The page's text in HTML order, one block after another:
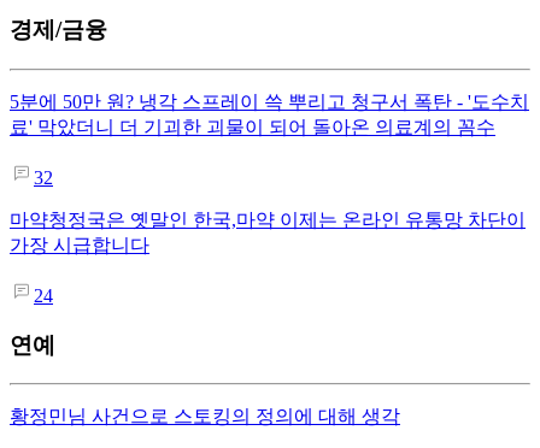
경제/금융
5분에 50만 원? 냉각 스프레이 쓱 뿌리고 청구서 폭탄 - '도수치
료' 막았더니 더 기괴한 괴물이 되어 돌아온 의료계의 꼼수
32
마약청정국은 옛말인 한국,마약 이제는 온라인 유통망 차단이
가장 시급합니다
24
연예
황정민님 사건으로 스토킹의 정의에 대해 생각